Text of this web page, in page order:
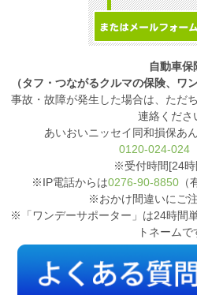
自動車保
（タフ・つながるクルマの保険、ワ
事故・故障が発生した場合は、ただ
連絡くださ
あいおいニッセイ同和損保あ
0120-024-024
※受付時間[24時
※IP電話からは0276-90-8850（
※おかけ間違いにご注
※「ワンデーサポーター」は24時間
トネームで